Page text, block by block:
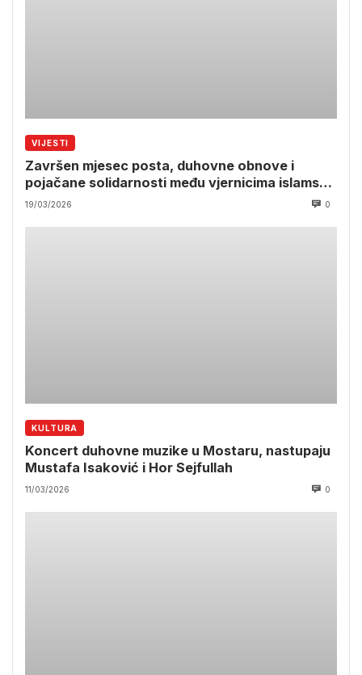
VIJESTI
Završen mjesec posta, duhovne obnove i
pojačane solidarnosti među vjernicima islamske
vjere
19/03/2026 0
KULTURA
Koncert duhovne muzike u Mostaru, nastupaju
Mustafa Isaković i Hor Sejfullah
11/03/2026 0